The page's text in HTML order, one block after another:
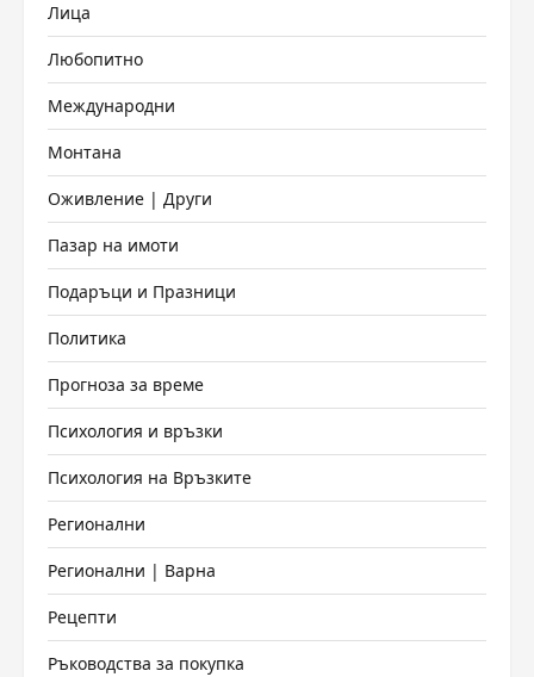
Лица
Любопитно
Международни
Монтана
Оживление | Други
Пазар на имоти
Подаръци и Празници
Политика
Прогноза за време
Психология и връзки
Психология на Връзките
Регионални
Регионални | Варна
Рецепти
Ръководства за покупка